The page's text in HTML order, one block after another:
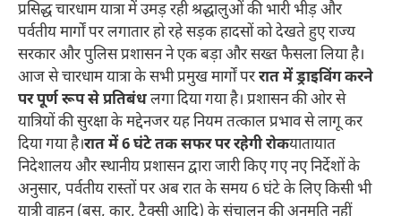
प्रसिद्ध चारधाम यात्रा में उमड़ रही श्रद्धालुओं की भारी भीड़ और
पर्वतीय मार्गों पर लगातार हो रहे सड़क हादसों को देखते हुए राज्य
सरकार और पुलिस प्रशासन ने एक बड़ा और सख्त फैसला लिया है।
आज से चारधाम यात्रा के सभी प्रमुख मार्गों पररात में ड्राइविंग करने
पर पूर्ण रूप से प्रतिबंधलगा दिया गया है। प्रशासन की ओर से
यात्रियों की सुरक्षा के मद्देनजर यह नियम तत्काल प्रभाव से लागू कर
दिया गया है।​रात में 6 घंटे तक सफर पर रहेगी रोकयातायात
निदेशालय और स्थानीय प्रशासन द्वारा जारी किए गए नए निर्देशों के
अनुसार, पर्वतीय रास्तों पर अब रात के समय 6 घंटे के लिए किसी भी